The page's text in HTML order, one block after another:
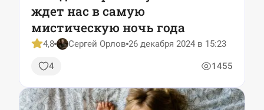
ждет нас в самую
мистическую ночь года
4,8 Сергей Орлов 26 декабря 2024 в 15:23
4 1455